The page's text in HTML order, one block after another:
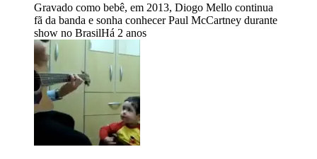
Gravado como bebê, em 2013, Diogo Mello continua
fã da banda e sonha conhecer Paul McCartney durante
show no BrasilHá 2 anos